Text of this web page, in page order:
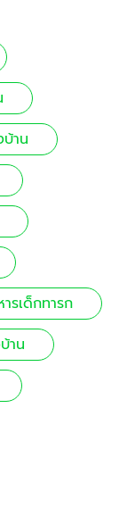
บ้าน
ารเด็กทารก
าน